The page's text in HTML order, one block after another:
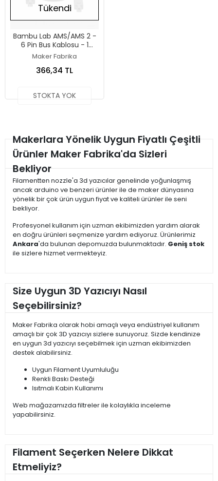
Tükendi
Bambu Lab AMS/AMS 2 -
6 Pin Bus Kablosu - 1
Metre
Maker Fabrika
366,34 TL
STOKTA YOK
Makerlara Yönelik Uygun Fiyatlı Çeşitli
Ürünler Maker Fabrika'da Sizleri
Bekliyor
Filamentten nozzle'a 3d yazıcılar genelinde yoğunlaşmış
ancak arduino ve benzeri ürünler ile de maker dünyasına
yönelik bir çok ürün uygun fiyat ve kaliteli ürünler ile seni
bekliyor.
Profesyonel kullanım için uzman ekibimizden yardım alarak
en doğru ürünleri seçmenize yardım ediyoruz. Ürünlerimiz
Ankara'da bulunan depomuzda bulunmaktadır. Geniş stok
ile sizlere hizmet vermekteyiz.
Size Uygun 3D Yazıcıyı Nasıl
Seçebilirsiniz?
Maker Fabrika olarak hobi amaçlı veya endüstriyel kullanım
amaçlı bir çok 3D yazıcıyı sizlere sunuyoruz. Sizde kendinize
en uygun 3d yazıcıyı seçebilmek için uzman ekibimizden
destek alabilirsiniz.
Uygun Filament Uyumluluğu
Renkli Baskı Desteği
Isıtmalı Kabin Kullanımı
Web mağazamızda filtreler ile kolaylıkla inceleme
yapabilirsiniz.
Filament Seçerken Nelere Dikkat
Etmeliyiz?